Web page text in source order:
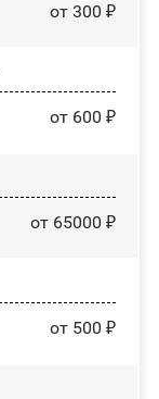
от 300 ₽
от 600 ₽
от 65000 ₽
от 500 ₽